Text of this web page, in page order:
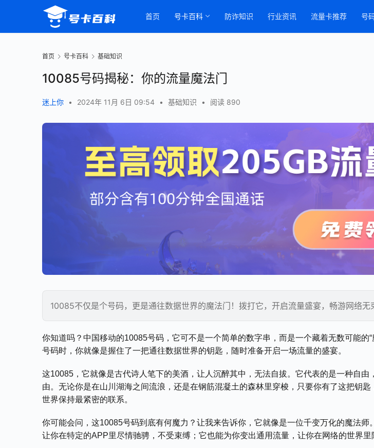
首页 号卡百科 防诈知识 行业资讯 流量卡推荐 号
首页 号卡百科 基础知识
10085号码揭秘：你的流量魔法门
迷上你 • 2024年 11月 6日 09:54 • 基础知识 • 阅读 890
10085不仅是个号码，更是通往数据世界的魔法门！拨打它，开启流量盛宴，畅游网络无
你知道吗？中国移动的10085号码，它可不是一个简单的数字串，而是一个藏着无数可能的“
号码时，你就像是握住了一把通往数据世界的钥匙，随时准备开启一场流量的盛宴。
这10085，它就像是古代诗人笔下的美酒，让人沉醉其中，无法自拔。它代表的是一种自由
由。无论你是在山川湖海之间流浪，还是在钢筋混凝土的森林里穿梭，只要你有了这把钥
世界保持最紧密的联系。
你可能会问，这10085号码到底有何魔力？让我来告诉你，它就像是一位千变万化的魔法师
让你在特定的APP里尽情驰骋，不受束缚；它也能为你变出通用流量，让你在网络的世界里